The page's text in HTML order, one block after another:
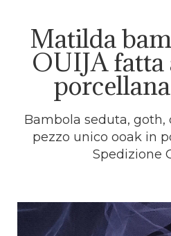
Matilda
OUIJA fatta
Bambola seduta, goth,
pezzo unico ooak in
Spedizione